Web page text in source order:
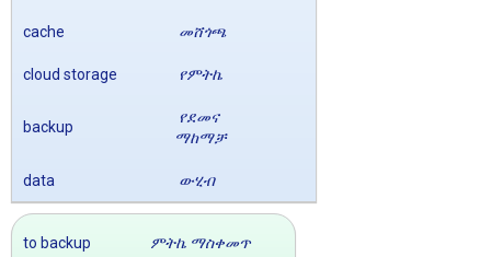
cache መሸጎጫ
cloud storage የምትኬ
backup
የደመና
ማከማቻ
data ውሂብ
to backup ምትኬ ማስቀመጥ